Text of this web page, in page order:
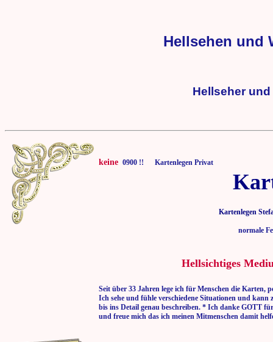
Hellsehen und
Hellseher
keine 0900 !! Kartenlegen Privat
Kartenlegen
normale
Hellsichtiges
Seit über 33 Jahren lege ich für Menschen die Karten,
Ich sehe und fühle verschiedene Situationen und kann
bis ins Detail genau beschreiben. * Ich danke GOTT
und freue mich das ich meinen Mitmenschen damit